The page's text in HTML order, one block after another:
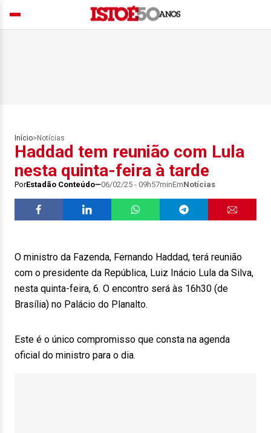
Início> Notícias
Haddad tem reunião com Lula
nesta quinta-feira à tarde
PorEstadão Conteúdo 06/02/25 - 09h57minEmNotícias
O ministro da Fazenda, Fernando Haddad, terá reunião
com o presidente da República, Luiz Inácio Lula da Silva,
nesta quinta-feira, 6. O encontro será às 16h30 (de
Brasília) no Palácio do Planalto.
Este é o único compromisso que consta na agenda
oficial do ministro para o dia.